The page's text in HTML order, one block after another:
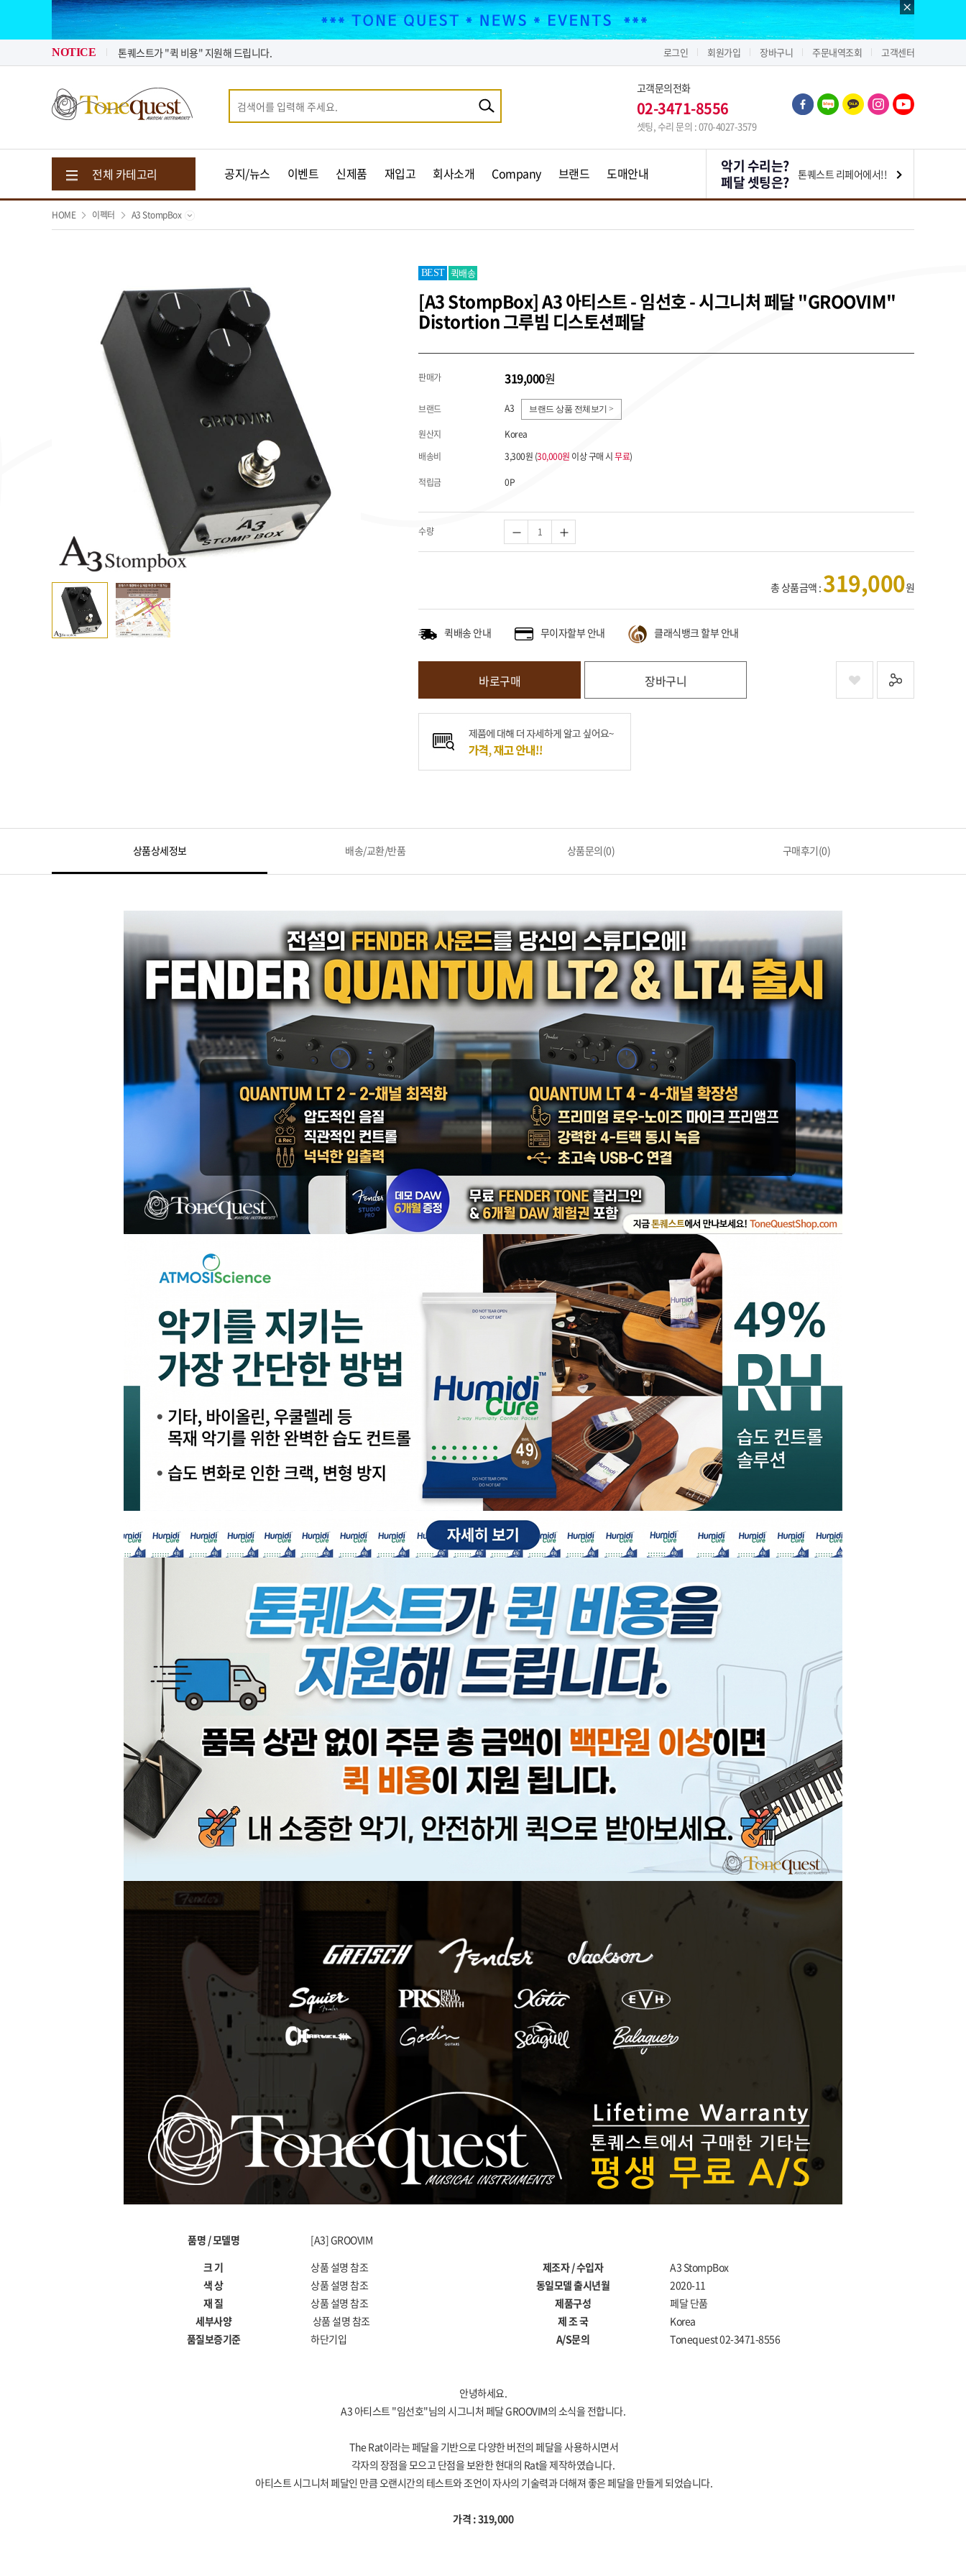
NOTICE
2026년 07월 뉴스 & 입고 소식
톤퀘스트가 "퀵 비용" 지원해 드립니다.
로그인 회원가입 장바구니 주문내역조회 고객센터
고객문의전화
02-3471-8556
셋팅, 수리 문의 : 070-4027-3579
전체 카테고리 공지/뉴스 이벤트 신제품 재입고 회사소개 Company 브랜드 도매안내
악기 수리는?
페달 셋팅은?
톤퀘스트 리페어에서!!
HOME 이펙터 A3 StompBox
BEST 퀵배송
[A3 StompBox] A3 아티스트 - 임선호 - 시그니처 페달 "GROOVIM"
Distortion 그루빔 디스토션페달
판매가 319,000원
브랜드 A3 브랜드 상품 전체보기 >
원산지
Korea
배송비
3,300원 (30,000원 이상 구매 시무료)
적립금
0P
수량
총 상품금액 : 319,000원
퀵배송 안내 무이자할부 안내 클래식뱅크 할부 안내
바로구매 장바구니
상품상세정보 배송/교환/반품 상품문의(0) 구매후기(0)
품명 / 모델명
[A3] GROOVIM
크 기
상품 설명 참조 제조자 / 수입자
A3 StompBox
색 상
상품 설명 참조 동일모델 출시년월
2020-11
재 질
상품 설명 참조 제품구성
페달 단품
세부사양
상품 설명 참조 제 조 국
Korea
품질보증기준
하단기입 A/S문의 Tonequest 02-3471-8556
안녕하세요.
A3 아티스트 "임선호"님의 시그니처 페달 GROOVIM의 소식을 전합니다.
The Rat이라는 페달을 기반으로 다양한 버전의 페달을 사용하시면서
각자의 장점을 모으고 단점을 보완한 현대의 Rat을 제작하였습니다.
아티스트 시그니처 페달인 만큼 오랜시간의 테스트와 조언이 자사의 기술력과 더해져 좋은 페달을 만들게 되었습니다.
가격 : 319,000